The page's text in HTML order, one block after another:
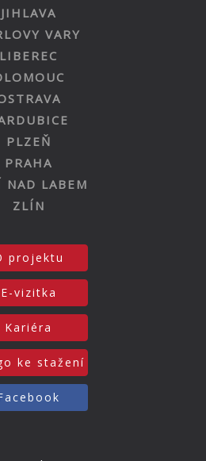
JIHLAVA
VARY
LIBEREC
PLZEŇ
PRAHA
NAD LABEM
ZLÍN
projektu
E-vizitka
Kariéra
ke stažení